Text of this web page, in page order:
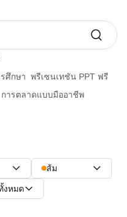
ศึกษา พรีเซนเทชัน PPT ฟรี
การตลาดแบบมืออาชีพ
ส้ม
งหมด